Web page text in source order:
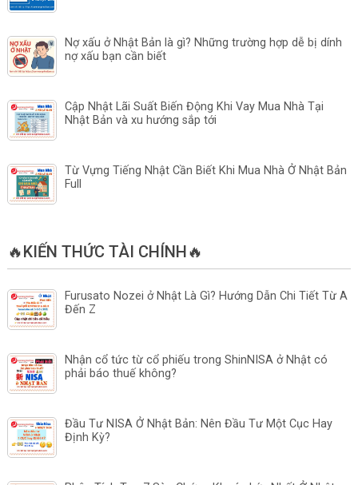
Nợ xấu ở Nhật Bản là gì? Những trường hợp dễ bị dính
nợ xấu bạn cần biết
Cập Nhật Lãi Suất Biến Động Khi Vay Mua Nhà Tại
Nhật Bản và xu hướng sắp tới
Từ Vựng Tiếng Nhật Cần Biết Khi Mua Nhà Ở Nhật Bản
Full
🔥KIẾN THỨC TÀI CHÍNH🔥
Furusato Nozei ở Nhật Là Gì? Hướng Dẫn Chi Tiết Từ A
Đến Z
Nhận cổ tức từ cổ phiếu trong ShinNISA ở Nhật có
phải báo thuế không?
Đầu Tư NISA Ở Nhật Bản: Nên Đầu Tư Một Cục Hay
Định Kỳ?